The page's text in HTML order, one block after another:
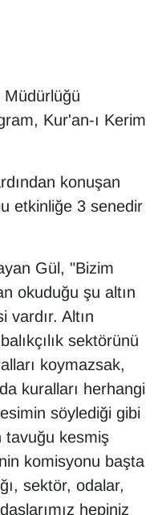
Müdürlüğü
Kur'an-ı Kerim
konuşan
etkinliğe 3 senedir
Gül, "Bizim
okuduğu şu altın
vardır. Altın
sektörünü
koymazsak,
kuralları herhangi
söylediği gibi
tavuğu kesmiş
komisyonu başta
sektör, odalar,
hepiniz